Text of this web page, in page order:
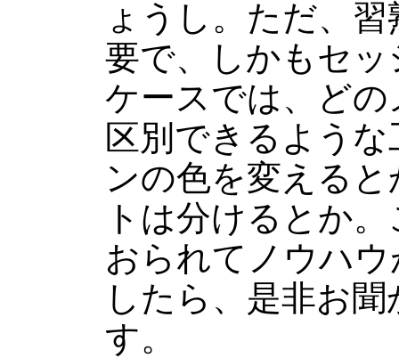
ょうし。ただ、
要で、しかもセ
ケースでは、ど
区別できるよう
ンの色を変える
トは分けるとか
おられてノウハ
したら、是非お
す。